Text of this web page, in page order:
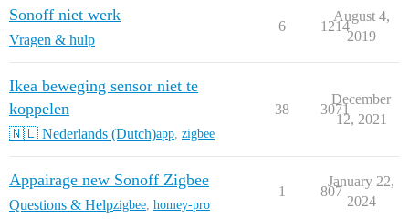
Sonoff niet werk
Vragen & hulp
6 1214
August 4,
2019
Ikea beweging sensor niet te
koppelen
🇳🇱 Nederlands (Dutch)app, zigbee
38 3071
December
12, 2021
Appairage new Sonoff Zigbee
Questions & Helpzigbee, homey-pro
1 807
January 22,
2024